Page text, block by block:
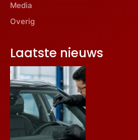
Media
Overig
Laatste nieuws